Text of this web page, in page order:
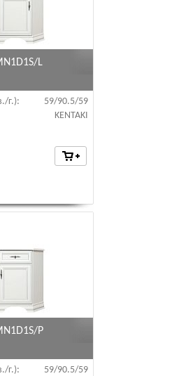
L
г.):
59/90.5/59
KENTAKI
P
г.):
59/90.5/59